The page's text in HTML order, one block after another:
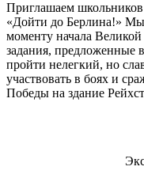
Приглашаем школьников
«Дойти до Берлина!»
моменту начала
задания, предложенные
пройти нелегкий, но
участвовать в боях и
Победы на здание